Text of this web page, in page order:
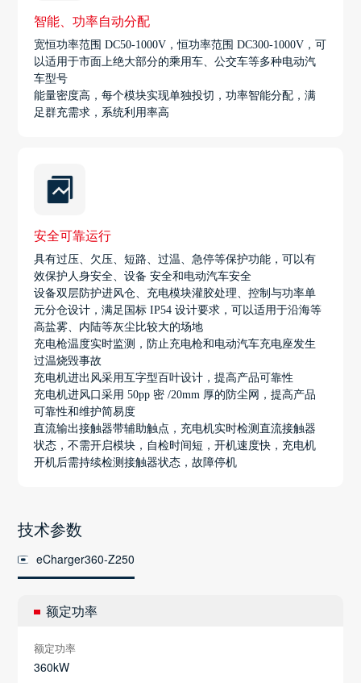
智能、功率自动分配
宽恒功率范围 DC50-1000V，恒功率范围 DC300-1000V，可
以适用于市面上绝大部分的乘用车、公交车等多种电动汽
车型号
能量密度高，每个模块实现单独投切，功率智能分配，满
足群充需求，系统利用率高
安全可靠运行
具有过压、欠压、短路、过温、急停等保护功能，可以有
效保护人身安全、设备 安全和电动汽车安全
设备双层防护进风仓、充电模块灌胶处理、控制与功率单
元分仓设计，满足国标 IP54 设计要求，可以适用于沿海等
高盐雾、内陆等灰尘比较大的场地
充电枪温度实时监测，防止充电枪和电动汽车充电座发生
过温烧毁事故
充电机进出风采用互字型百叶设计，提高产品可靠性
充电机进风口采用 50pp 密 /20mm 厚的防尘网，提高产品
可靠性和维护简易度
直流输出接触器带辅助触点，充电机实时检测直流接触器
状态，不需开启模块，自检时间短，开机速度快，充电机
开机后需持续检测接触器状态，故障停机
技术参数
eCharger360-Z250
额定功率
额定功率
360kW